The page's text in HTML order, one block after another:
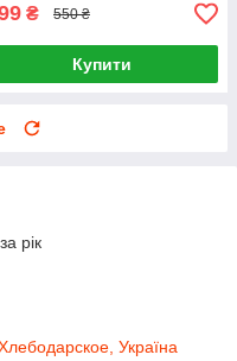
₴ 550 ₴
Купити
рік
Україна